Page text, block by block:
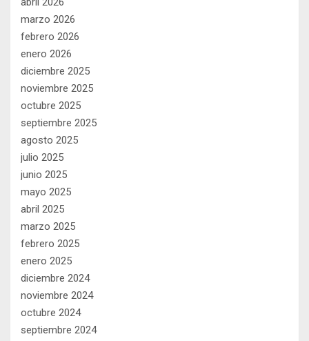
marzo 2026
febrero 2026
enero 2026
diciembre 2025
noviembre 2025
octubre 2025
septiembre 2025
agosto 2025
julio 2025
junio 2025
mayo 2025
abril 2025
marzo 2025
febrero 2025
enero 2025
diciembre 2024
noviembre 2024
octubre 2024
septiembre 2024